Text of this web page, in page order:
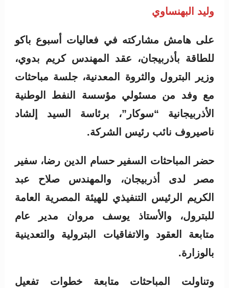
وليد البهنساوي
على هامش مشاركته في فعاليات أسبوع باكو
للطاقة بأذربيجان، عقد المهندس كريم بدوي،
وزير البترول والثروة المعدنية، جلسة مباحثات
مع وفد من مسئولي مؤسسة النفط الوطنية
الأذربيجانية “سوكار”، برئاسة السيد إلشاد
ناصيروف نائب رئيس الشركة.
حضر المباحثات السفير حسام الدين رضا، سفير
مصر لدى أذربيجان، والمهندس صلاح عبد
الكريم الرئيس التنفيذي للهيئة المصرية العامة
للبترول، والأستاذ يوسف مروان مدير عام
متابعة العقود والاتفاقيات البترولية والتعدينية
بالوزارة.
وتناولت المباحثات متابعة خطوات تفعيل